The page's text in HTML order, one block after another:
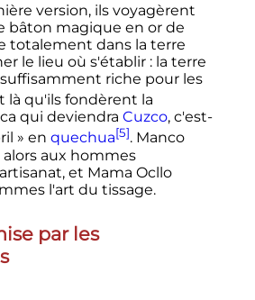
version, ils voyagèrent
bâton magique en or de
totalement dans la terre
le lieu où s'établir : la terre
riche pour les
là qu'ils fondèrent la
qui deviendra Cuzco, c'est-
» en quechua[5]. Manco
aux hommes
et Mama Ocllo
l'art du tissage.
par les